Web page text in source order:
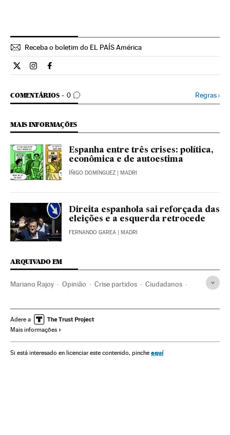
Receba o boletim do EL PAÍS América
Internacional El País Brasil en Twitter
Internacional El País Brasil en Instagram
Internacional El País Brasil en Facebook
COMENTÁRIOS 0
COMENTÁRIOS Regras›
MAIS INFORMAÇÕES
Espanha entre três crises: política,
econômica e de autoestima
ÍÑIGO DOMÍNGUEZ | MADRI
Direita espanhola sai reforçada das
eleições e a esquerda retrocede
FERNANDO GAREA | MADRI
ARQUIVADO EM
Mariano Rajoy Opinião Crise partidos Ciudadanos
Adere a
Mais informações
Si está interesado en licenciar este contenido, pinche aquí